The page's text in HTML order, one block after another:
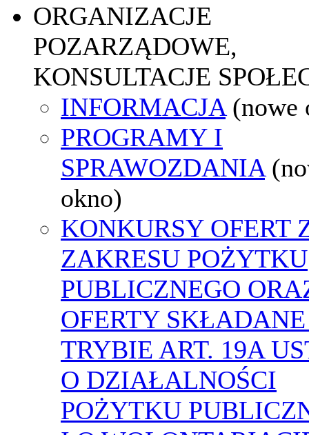
ORGANIZACJE
POZARZĄDOWE,
KONSULTACJE
INFORMACJA (nowe
PROGRAMY I
SPRAWOZDANIA
okno)
KONKURSY OFERT
ZAKRESU POŻYTKU
PUBLICZNEGO
OFERTY
TRYBIE ART. 19A
O DZIAŁALNOŚCI
POŻYTKU